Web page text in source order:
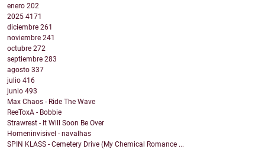
enero 202
2025 4171
diciembre 261
noviembre 241
octubre 272
septiembre 283
agosto 337
julio 416
junio 493
Max Chaos - Ride The Wave
ReeToxA - Bobbie
Strawrest - It Will Soon Be Over
Homeninvisivel - navalhas
SPIN KLASS - Cemetery Drive (My Chemical Romance ...